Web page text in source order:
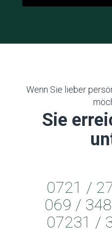
Wenn Sie lieber
Sie
0721 /
069 /
07231 /